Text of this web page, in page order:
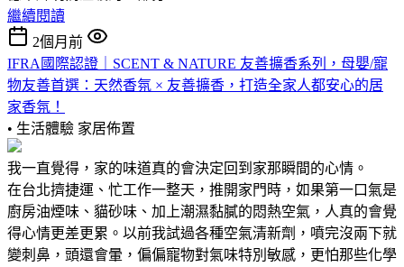
繼續閱讀
2個月前
IFRA國際認證｜SCENT & NATURE 友善擴香系列，母嬰/寵
物友善首選：天然香氛 × 友善擴香，打造全家人都安心的居
家香氛！
• 生活體驗 家居佈置
我一直覺得，家的味道真的會決定回到家那瞬間的心情。
在台北擠捷運、忙工作一整天，推開家門時，如果第一口氣是
廚房油煙味、貓砂味、加上潮濕黏膩的悶熱空氣，人真的會覺
得心情更差更累。以前我試過各種空氣清新劑，噴完沒兩下就
變刺鼻，頭還會暈，偏偏寵物對氣味特別敏感，更怕那些化學